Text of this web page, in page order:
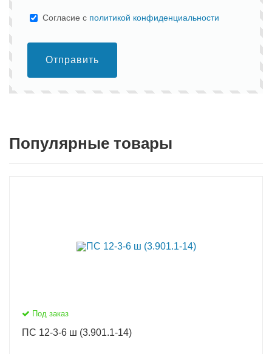
Cогласие с политикой конфиденциальности
Отправить
Популярные товары
Под заказ
ПС 12-3-6 ш (3.901.1-14)